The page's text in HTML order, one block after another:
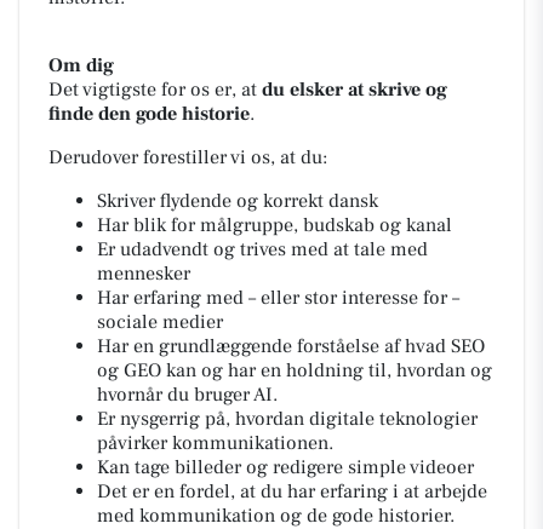
Om dig
Det vigtigste for os er, at du elsker at skrive og
finde den gode historie.
Derudover forestiller vi os, at du:
Skriver flydende og korrekt dansk
Har blik for målgruppe, budskab og kanal
Er udadvendt og trives med at tale med
mennesker
Har erfaring med – eller stor interesse for –
sociale medier
Har en grundlæggende forståelse af hvad SEO
og GEO kan og har en holdning til, hvordan og
hvornår du bruger AI.
Er nysgerrig på, hvordan digitale teknologier
påvirker kommunikationen.
Kan tage billeder og redigere simple videoer
Det er en fordel, at du har erfaring i at arbejde
med kommunikation og de gode historier.